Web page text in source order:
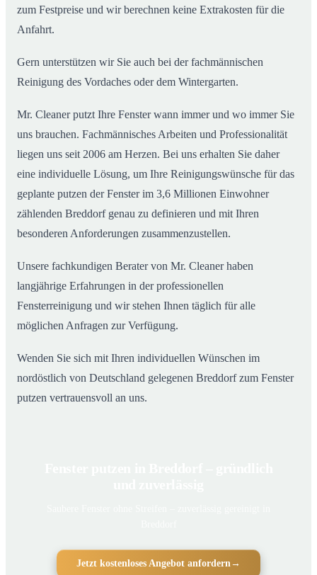
zum Festpreise und wir berechnen keine Extrakosten für die
Anfahrt.
Gern unterstützen wir Sie auch bei der fachmännischen
Reinigung des Vordaches oder dem Wintergarten.
Mr. Cleaner putzt Ihre Fenster wann immer und wo immer Sie
uns brauchen. Fachmännisches Arbeiten und Professionalität
liegen uns seit 2006 am Herzen. Bei uns erhalten Sie daher
eine individuelle Lösung, um Ihre Reinigungswünsche für das
geplante putzen der Fenster im 3,6 Millionen Einwohner
zählenden Breddorf genau zu definieren und mit Ihren
besonderen Anforderungen zusammenzustellen.
Unsere fachkundigen Berater von Mr. Cleaner haben
langjährige Erfahrungen in der professionellen
Fensterreinigung und wir stehen Ihnen täglich für alle
möglichen Anfragen zur Verfügung.
Wenden Sie sich mit Ihren individuellen Wünschen im
nordöstlich von Deutschland gelegenen Breddorf zum Fenster
putzen vertrauensvoll an uns.
Jetzt kostenloses Angebot anfordern →